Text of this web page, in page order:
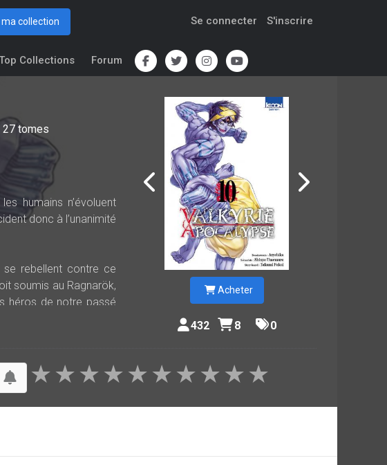
ma collection Se connecter S'inscrire
Collections Forum
27 tomes
humains n’évoluent
donc à l’unanimité
se rebellent contre ce
soumis au Ragnarök,
héros de notre passé
Acheter
432 8 0
★
★
★
★
★
★
★
★
★
★